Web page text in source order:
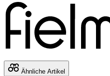
Ähnliche Artikel